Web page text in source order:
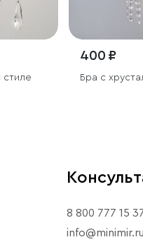
стиле
400 ₽
Бра с
8 800 777 15
info@minimir.ru